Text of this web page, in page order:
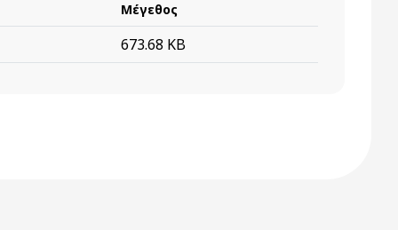
Μέγεθος
673.68 KB